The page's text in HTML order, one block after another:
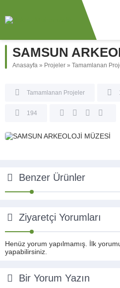
SAMSUN
Anasayfa » Projeler » Tamamlanan
Tamamlanan Projeler
194
Benzer Ürünler
Ziyaretçi Yorumları
Henüz yorum yapılmamış. İlk
yapabilirsiniz.
Bir Yorum Yazın